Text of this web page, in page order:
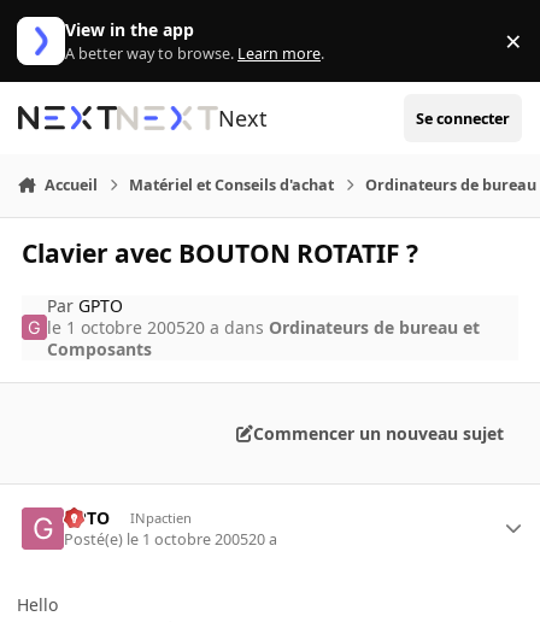
Aller au contenu
View in the app
A better way to browse. Learn more. ×
Next Se connecter
Accueil Matériel et Conseils d'achat Ordinateurs de bureau
Clavier avec BOUTON ROTATIF ?
Par GPTO
le 1 octobre 200520 a dans Ordinateurs de bureau et
Composants
Commencer un nouveau sujet
GPTO INpactien
Posté(e) le 1 octobre 200520 a
Hello